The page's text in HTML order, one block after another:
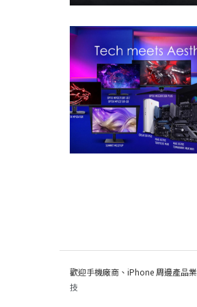
歡迎手機廠商、iPhone 周邊產品
技